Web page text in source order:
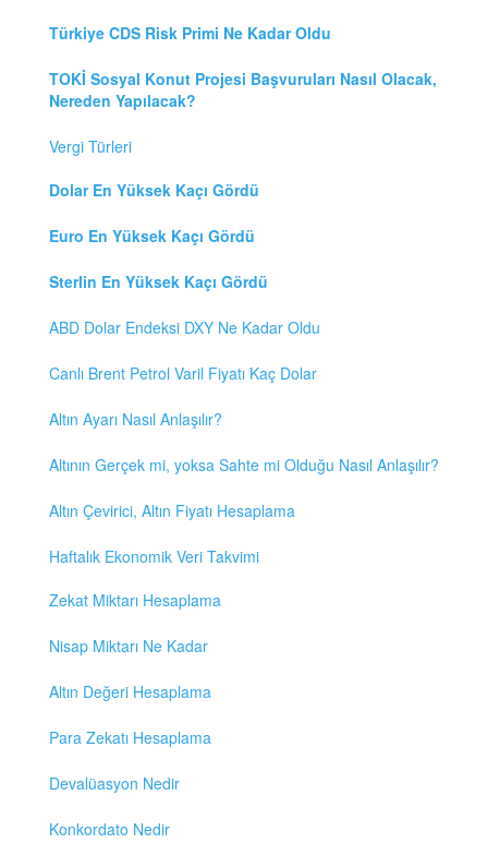
Türkiye CDS Risk Primi Ne Kadar Oldu
TOKİ Sosyal Konut Projesi Başvuruları Nasıl Olacak,
Nereden Yapılacak?
Vergi Türleri
Dolar En Yüksek Kaçı Gördü
Euro En Yüksek Kaçı Gördü
Sterlin En Yüksek Kaçı Gördü
ABD Dolar Endeksi DXY Ne Kadar Oldu
Canlı Brent Petrol Varil Fiyatı Kaç Dolar
Altın Ayarı Nasıl Anlaşılır?
Altının Gerçek mi, yoksa Sahte mi Olduğu Nasıl Anlaşılır?
Altın Çevirici, Altın Fiyatı Hesaplama
Haftalık Ekonomik Veri Takvimi
Zekat Miktarı Hesaplama
Nisap Miktarı Ne Kadar
Altın Değeri Hesaplama
Para Zekatı Hesaplama
Devalüasyon Nedir
Konkordato Nedir